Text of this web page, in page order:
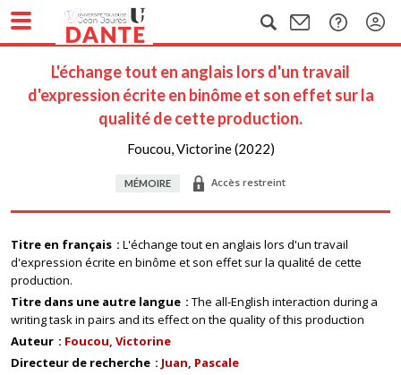
L'échange tout en anglais lors d'un travail
d'expression écrite en binôme et son effet sur la
qualité de cette production.
Foucou, Victorine (2022)
MÉMOIRE Accès restreint
Titre en français
L'échange tout en anglais lors d'un travail
d'expression écrite en binôme et son effet sur la qualité de cette
production.
Titre dans une autre langue
The all-English interaction during a
writing task in pairs and its effect on the quality of this production
Auteur
Foucou, Victorine
Directeur de recherche
Juan, Pascale